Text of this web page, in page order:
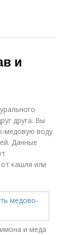
и
друга. Вы
медовую воду
Данные
кашля или
и меда